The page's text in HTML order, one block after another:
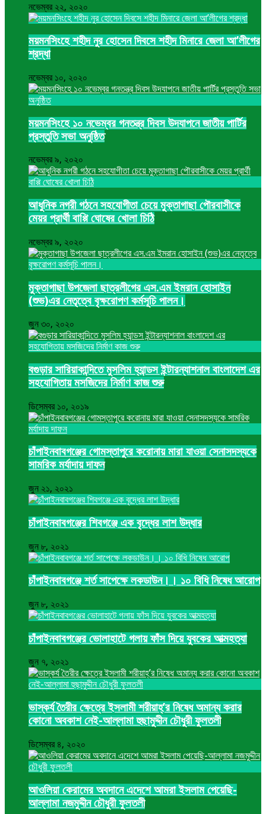
নভেম্বর ২২, ২০২০
ময়মনসিংহে শহীদ নুর হোসেন দিবসে শহীদ মিনারে জেলা আ’লীগের
শ্রদ্ধা
নভেম্বর ১০, ২০২০
ময়মনসিংহে ১০ নভেম্বর গনতন্ত্র দিবস উদযাপনে জাতীয় পার্টির
প্রস্তুতি সভা অনুষ্ঠিত
নভেম্বর ৯, ২০২০
আধুনিক নগরী গঠনে সহযোগীতা চেয়ে মুক্তাগাছা পৌরবাসীকে
মেয়র প্রার্থী বাপ্পি ঘোষের খোলা চিঠি
নভেম্বর ৯, ২০২০
মুক্তাগাছা উপজেলা ছাত্রলীগের এস.এম ইমরান হোসাইন
(শুভ)এর নেতৃত্বে বৃক্ষরোপণ কর্মসূচি পালন।
জুন ৩০, ২০২০
বগুড়ার সারিয়াকান্দিতে মুসলিম হ্যান্ডস ইন্টারন্যাশনাল বাংলাদেশ এর
সহযোগিতায় মসজিদের নির্মাণ কাজ শুরু
ডিসেম্বর ১০, ২০১৯
চাঁপাইনবাবগঞ্জের গোমস্তাপুরে করোনায় মারা যাওয়া সেনাসদস্যকে
সামরিক মর্যাদায় দাফন
জুন ২১, ২০২১
চাঁপাইনবাবগঞ্জের শিবগঞ্জে এক বৃদ্ধের লাশ উদ্ধার
জুন ৮, ২০২১
চাঁপাইনবাবগঞ্জে শর্ত সাপেক্ষে লকডাউন।। ১০ বিধি নিষেধ আরোপ
জুন ৮, ২০২১
চাঁপাইনবাবগঞ্জের ভোলাহাটে গলায় ফাঁস দিয়ে যুবকের আত্মহত্যা
জুন ৭, ২০২১
ভাস্কর্য তৈরীর ক্ষেত্রে ইসলামী শরীয়াহ্’র নিষেধ অমান্য করার
কোনো অবকাশ নেই-আল্লামা হুছামুদ্দীন চৌধুরী ফুলতলী
ডিসেম্বর ৪, ২০২০
আওলিয়া কেরামের অবদানে এদেশে আমরা ইসলাম পেয়েছি-
আল্লামা নজমুদ্দীন চৌধুরী ফুলতলী